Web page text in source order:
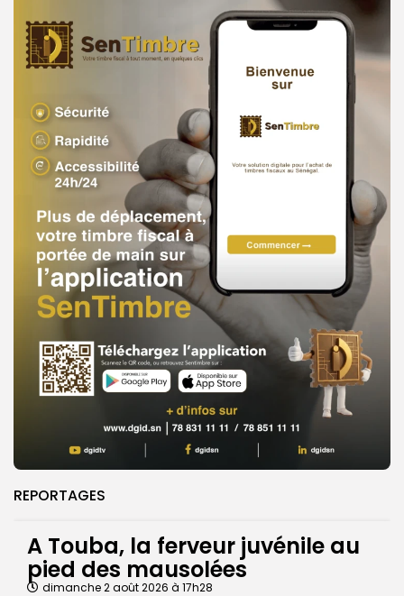
REPORTAGES
A Touba, la ferveur juvénile au
pied des mausolées
dimanche 2 août 2026 à 17h28